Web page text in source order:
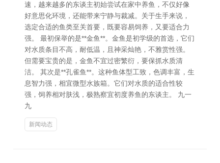
速，越来越多的东谈主初始尝试在家中养鱼，不仅好像
好意思化环境，还能带来宁静与裁减。关于生手来说，
选定合适的鱼类至关首要，既要容易饲养，又要适合力
强。 最初保举的是**金鱼**。金鱼是初学级的首选，它们
对水质条目不高，耐低温，且神采灿艳，不雅赏性强。
但需要宝贵的是，金鱼不宜过密繁衍，要保抓水质清
洁。 其次是**孔雀鱼**。这种鱼体型工致，色调丰富，生
息智力强，相宜微型水族箱。它们对水质的适合性较
强，饲养相对肤浅，极熟察宜初度养鱼的东谈主。 九一
九
新闻动态